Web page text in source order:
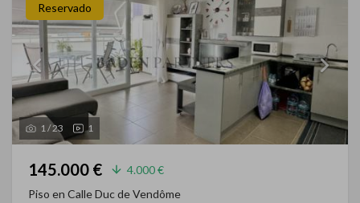
Reservado
1/23 1
145.000 €
4.000 €
Piso en Calle Duc de Vendôme